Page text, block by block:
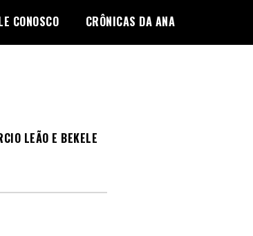
CONOSCO CRÔNICAS DA ANA
LEÃO E BEKELE